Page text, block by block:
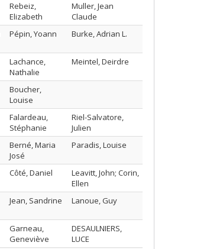
Rebeiz,
Elizabeth
Muller, Jean
Claude
Pépin, Yoann Burke, Adrian L.
Lachance,
Nathalie
Meintel, Deirdre
Boucher,
Louise
Falardeau,
Stéphanie
Riel-Salvatore,
Julien
Berné, Maria
José
Paradis, Louise
Côté, Daniel
Leavitt, John; Corin,
Ellen
Jean, Sandrine Lanoue, Guy
Garneau,
Geneviève
DESAULNIERS,
LUCE